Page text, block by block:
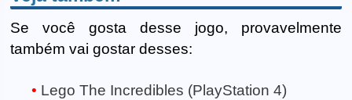
Se você gosta desse jogo, provavelmente
também vai gostar desses:
Lego The Incredibles (PlayStation 4)